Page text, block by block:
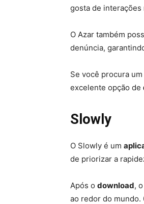
gosta de interações
O Azar também
denúncia,
Se você procura um
excelente opção de
Slowly
O Slowly é um
de priorizar a
Após o download,
ao redor do mundo.